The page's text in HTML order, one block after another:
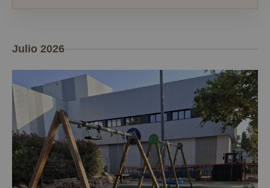
Julio 2026